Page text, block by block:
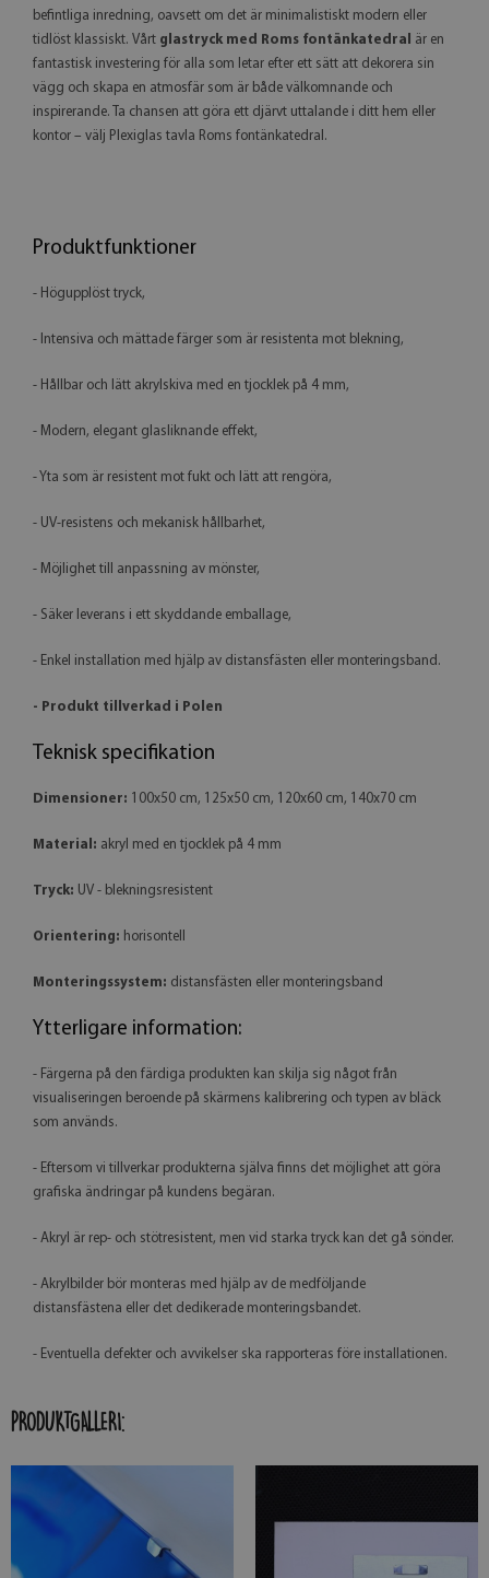
befintliga inredning, oavsett om det är minimalistiskt modern eller
tidlöst klassiskt. Vårt glastryck med Roms fontänkatedral
är en
fantastisk investering för alla som letar efter ett sätt att dekorera sin
vägg och skapa en atmosfär som är både välkomnande och
inspirerande. Ta chansen att göra ett djärvt uttalande i ditt hem eller
kontor – välj Plexiglas tavla Roms fontänkatedral.
Produktfunktioner
- Högupplöst tryck,
- Intensiva och mättade färger som är resistenta mot blekning,
- Hållbar och lätt akrylskiva med en tjocklek på 4 mm,
- Modern, elegant glasliknande effekt,
- Yta som är resistent mot fukt och lätt att rengöra,
- UV-resistens och mekanisk hållbarhet,
- Möjlighet till anpassning av mönster,
- Säker leverans i ett skyddande emballage,
- Enkel installation med hjälp av distansfästen eller monteringsband.
- Produkt tillverkad i Polen
Teknisk specifikation
Dimensioner: 100x50 cm, 125x50 cm, 120x60 cm, 140x70 cm
Material: akryl med en tjocklek på 4 mm
Tryck: UV - blekningsresistent
Orientering: horisontell
Monteringssystem: distansfästen eller monteringsband
Ytterligare information:
- Färgerna på den färdiga produkten kan skilja sig något från
visualiseringen beroende på skärmens kalibrering och typen av bläck
som används.
- Eftersom vi tillverkar produkterna själva finns det möjlighet att göra
grafiska ändringar på kundens begäran.
- Akryl är rep- och stötresistent, men vid starka tryck kan det gå sönder.
- Akrylbilder bör monteras med hjälp av de medföljande
distansfästena eller det dedikerade monteringsbandet.
- Eventuella defekter och avvikelser ska rapporteras före installationen.
PRODUKTGALLERI: